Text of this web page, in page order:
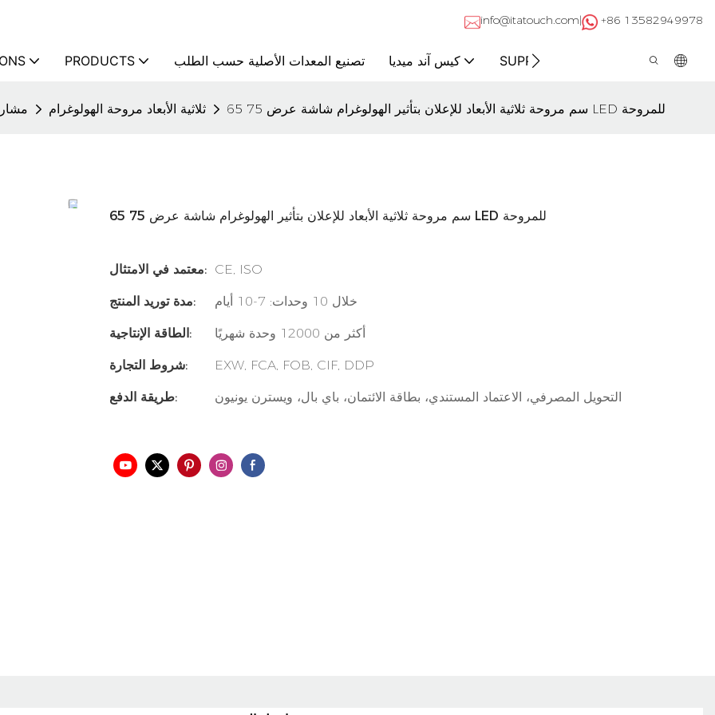
info@itatouch.com| +86 13582949978
PRODUCTS تصنيع المعدات الأصلية حسب الطلب كيس آند ميديا SUPPORT اتصال
ثلاثية الأبعاد مروحة الهولوغرام 65 75 سم مروحة ثلاثية الأبعاد للإعلان بتأثير الهولوغرام شاشة عرض LED للمروحة
65 75 سم مروحة ثلاثية الأبعاد للإعلان بتأثير الهولوغرام شاشة عرض LED للمروحة
معتمد في الامتثال: CE, ISO
مدة توريد المنتج: خلال 10 وحدات: 7-10 أيام
الطاقة الإنتاجية: أكثر من 12000 وحدة شهريًا
شروط التجارة: EXW, FCA, FOB, CIF, DDP
طريقة الدفع: التحويل المصرفي، الاعتماد المستندي، بطاقة الائتمان، باي بال، ويسترن يونيون